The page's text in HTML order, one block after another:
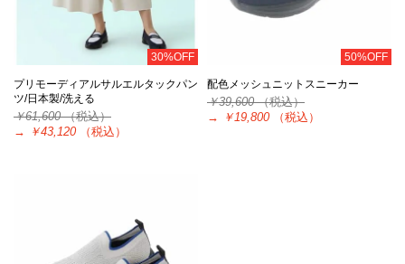
30%OFF
プリモーディアルサルエルタックパン
ツ/日本製/洗える
￥61,600（税込）
→
￥43,120 （税込）
50%OFF
配色メッシュニットスニーカー
￥39,600（税込）
→
￥19,800 （税込）